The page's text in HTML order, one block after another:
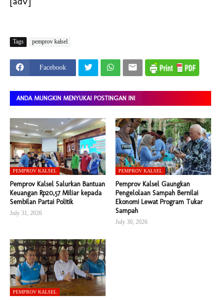
Tags pemprov kalsel
Facebook
ANDA MUNGKIN MENYUKAI POSTINGAN INI
PEMPROV KALSEL
Pemprov Kalsel Salurkan Bantuan
Keuangan Rp20,57 Miliar kepada
Sembilan Partai Politik
July 31, 2026
PEMPROV KALSEL
Pemprov Kalsel Gaungkan
Pengelolaan Sampah Bernilai
Ekonomi Lewat Program Tukar
Sampah
July 30, 2026
PEMPROV KALSEL